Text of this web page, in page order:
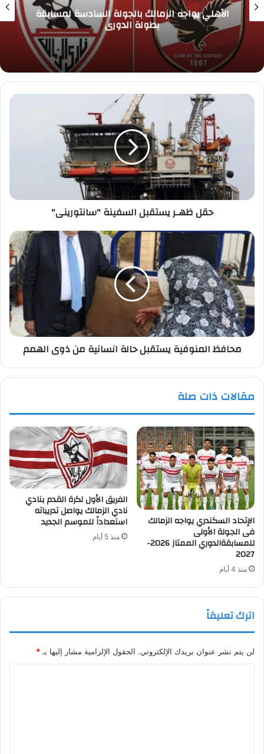
الأهلي يواجه الزمالك بالجولة السادسة لمسابقة
بطولة الدوري
حقل
"سانتورينى"
حقل ظهـر يستقبل السفينة "سانتورينى"
محافظ
المنوفية
يستقبل
حالة
انسانية
ذوى
الهمم
محافظ المنوفية يستقبل حالة انسانية من ذوى الهمم
مقالات ذات صلة
الإتحاد السكندري يواجه الزمالك
فى الجولة الأولى
للمسابقةالدوري الممتاز 2026-
2027
منذ 4 أيام
الفريق الأول لكرة القدم بنادي
نادي الزمالك يواصل تدريباته
استعداداً للموسم الجديد
منذ 5 أيام
اترك تعليقاً
لن يتم نشر عنوان بريدك الإلكتروني. الحقول الإلزامية مشار إليها بـ*